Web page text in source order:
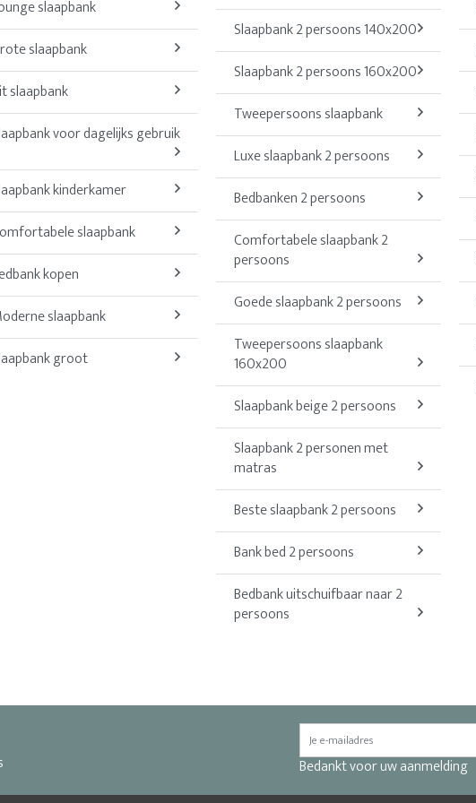
slaapbank
slaapbank
slaapbank
voor dagelijks gebruik
kinderkamer
slaapbank
kopen
slaapbank
groot
Slaapbank 2 persoons 140x200
Slaapbank 2 persoons 160x200
Tweepersoons slaapbank
Luxe slaapbank 2 persoons
Bedbanken 2 persoons
Comfortabele slaapbank 2
persoons
Goede slaapbank 2 persoons
Tweepersoons slaapbank
160x200
Slaapbank beige 2 persoons
Slaapbank 2 personen met
matras
Beste slaapbank 2 persoons
Bank bed 2 persoons
Bedbank uitschuifbaar naar 2
persoons
Bedankt voor uw aanmelding